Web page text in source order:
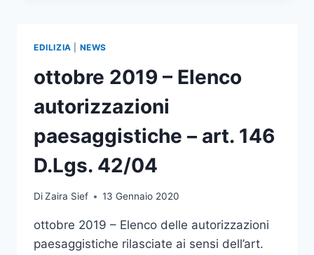
ART.
146
42/04
EDILIZIA NEWS
ottobre 2019 – Elenco
autorizzazioni
paesaggistiche – art. 146
D.Lgs. 42/04
DiZaira Sief 13 Gennaio 2020
ottobre 2019 – Elenco delle autorizzazioni
paesaggistiche rilasciate ai sensi dell’art.